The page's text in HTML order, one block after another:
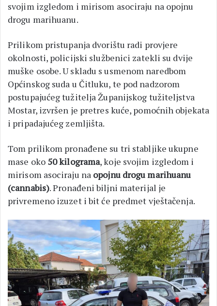
svojim izgledom i mirisom asociraju na opojnu
drogu marihuanu.
Prilikom pristupanja dvorištu radi provjere
okolnosti, policijski službenici zatekli su dvije
muške osobe. U skladu s usmenom naredbom
Općinskog suda u Čitluku, te pod nadzorom
postupajućeg tužitelja Županijskog tužiteljstva
Mostar, izvršen je pretres kuće, pomoćnih objekata
i pripadajućeg zemljišta.
Tom prilikom pronađene su tri stabljike ukupne
mase oko 50 kilograma, koje svojim izgledom i
mirisom asociraju na opojnu drogu marihuanu
(cannabis). Pronađeni biljni materijal je
privremeno izuzet i bit će predmet vještačenja.